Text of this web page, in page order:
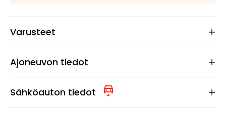
Varusteet
Ajoneuvon tiedot
Sähköauton tiedot